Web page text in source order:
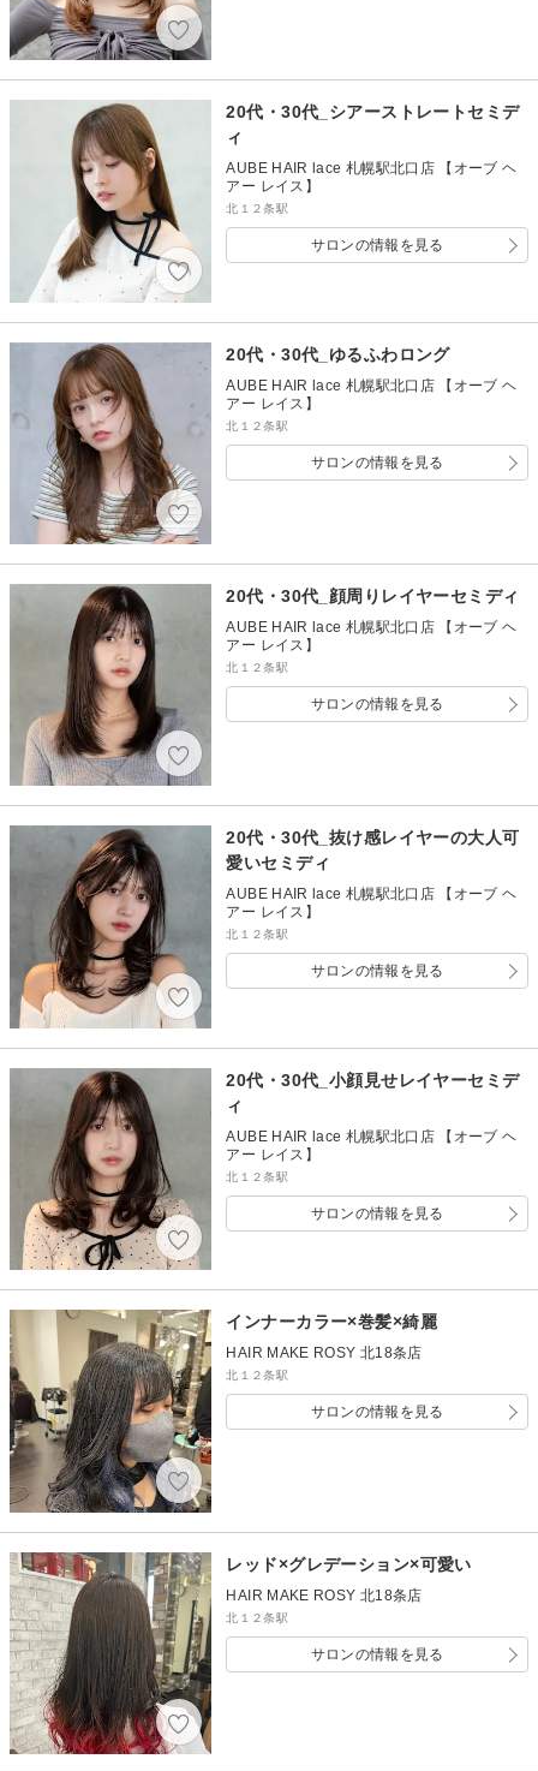
20代・30代_シアーストレートセミデ
ィ
AUBE HAIR lace 札幌駅北口店 【オーブ ヘ
アー レイス】
北１２条駅
サロンの情報を見る
20代・30代_ゆるふわロング
AUBE HAIR lace 札幌駅北口店 【オーブ ヘ
アー レイス】
北１２条駅
サロンの情報を見る
20代・30代_顔周りレイヤーセミディ
AUBE HAIR lace 札幌駅北口店 【オーブ ヘ
アー レイス】
北１２条駅
サロンの情報を見る
20代・30代_抜け感レイヤーの大人可
愛いセミディ
AUBE HAIR lace 札幌駅北口店 【オーブ ヘ
アー レイス】
北１２条駅
サロンの情報を見る
20代・30代_小顔見せレイヤーセミデ
ィ
AUBE HAIR lace 札幌駅北口店 【オーブ ヘ
アー レイス】
北１２条駅
サロンの情報を見る
インナーカラー×巻髪×綺麗
HAIR MAKE ROSY 北18条店
北１２条駅
サロンの情報を見る
レッド×グレデーション×可愛い
HAIR MAKE ROSY 北18条店
北１２条駅
サロンの情報を見る